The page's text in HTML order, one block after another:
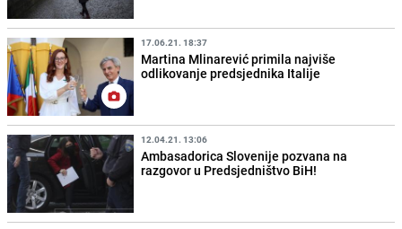
17.06.21. 18:37
Martina Mlinarević primila najviše
odlikovanje predsjednika Italije
12.04.21. 13:06
Ambasadorica Slovenije pozvana na
razgovor u Predsjedništvo BiH!